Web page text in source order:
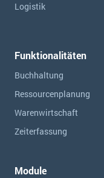
Logistik
Funktionalitäten
Buchhaltung
Ressourcen­planung
Warenwirtschaft
Zeiterfassung
Module